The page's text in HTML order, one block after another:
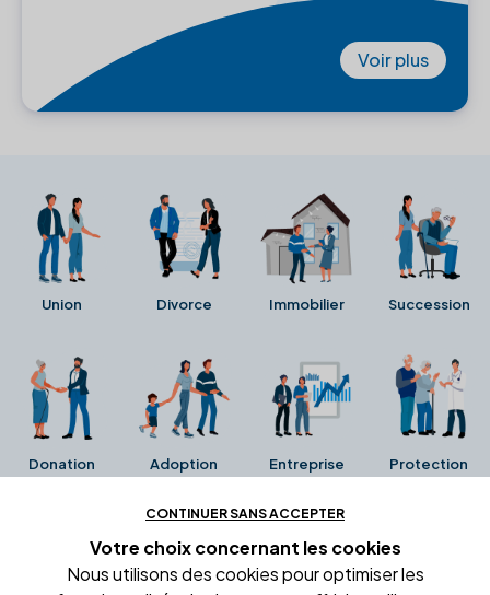
Voir plus
Union Divorce Immobilier Succession
Donation Adoption Entreprise Protection
Ces avis proviennent directement de la fiche Google
Business de l'office notarial. Ils n'ont ni été collectés ni
CONTINUER SANS ACCEPTER
Votre choix concernant les cookies
Nous utilisons des cookies pour optimiser les